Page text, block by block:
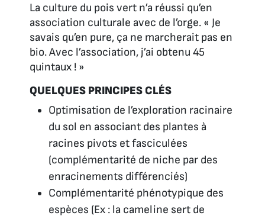
La culture du pois vert n’a réussi qu’en
association culturale avec de l’orge. « Je
savais qu’en pure, ça ne marcherait pas en
bio. Avec l’association, j’ai obtenu 45
quintaux ! »
QUELQUES PRINCIPES CLÉS
Optimisation de l’exploration racinaire
du sol en associant des plantes à
racines pivots et fasciculées
(complémentarité de niche par des
enracinements différenciés)
Complémentarité phénotypique des
espèces (Ex : la cameline sert de